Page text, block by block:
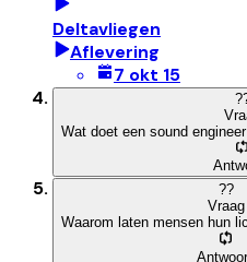
Deltavliegen
Aflevering
7 okt 15
?
Wat doet een sound
??
Vraag
Waarom laten mensen hun